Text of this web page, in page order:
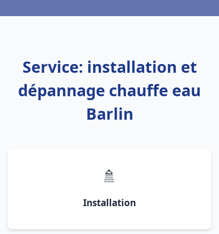
Service: installation et
dépannage chauffe eau
Barlin
🚿
Installation